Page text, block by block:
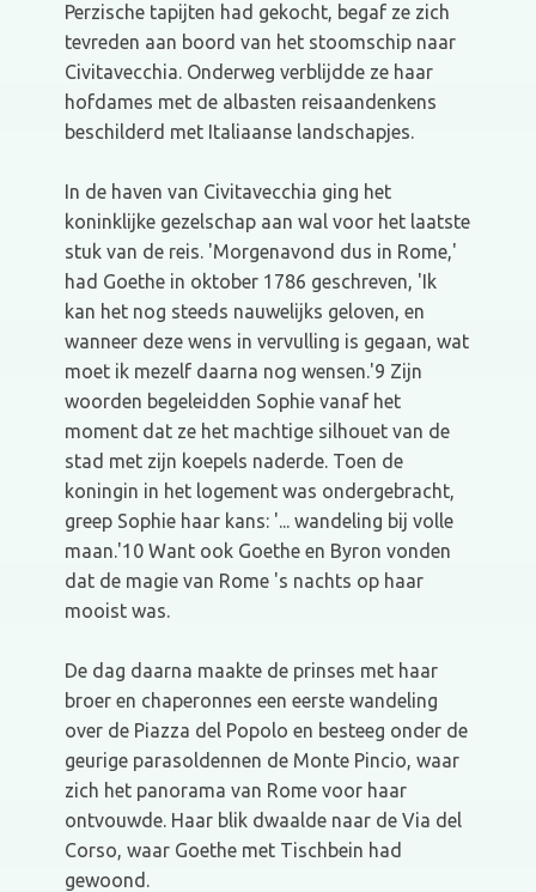
Perzische tapijten had gekocht, begaf ze zich
tevreden aan boord van het stoomschip naar
Civitavecchia. Onderweg verblijdde ze haar
hofdames met de albasten reisaandenkens
beschilderd met Italiaanse landschapjes.
In de haven van Civitavecchia ging het
koninklijke gezelschap aan wal voor het laatste
stuk van de reis. 'Morgenavond dus in Rome,'
had Goethe in oktober 1786 geschreven, 'Ik
kan het nog steeds nauwelijks geloven, en
wanneer deze wens in vervulling is gegaan, wat
moet ik mezelf daarna nog wensen.'9 Zijn
woorden begeleidden Sophie vanaf het
moment dat ze het machtige silhouet van de
stad met zijn koepels naderde. Toen de
koningin in het logement was ondergebracht,
greep Sophie haar kans: '... wandeling bij volle
maan.'10 Want ook Goethe en Byron vonden
dat de magie van Rome 's nachts op haar
mooist was.
De dag daarna maakte de prinses met haar
broer en chaperonnes een eerste wandeling
over de Piazza del Popolo en besteeg onder de
geurige parasoldennen de Monte Pincio, waar
zich het panorama van Rome voor haar
ontvouwde. Haar blik dwaalde naar de Via del
Corso, waar Goethe met Tischbein had
gewoond.